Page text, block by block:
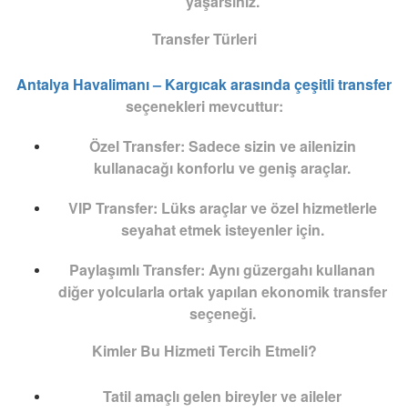
Transfer Türleri
Antalya Havalimanı – Kargıcak arasında çeşitli transfer
seçenekleri mevcuttur:
Özel Transfer: Sadece sizin ve ailenizin
kullanacağı konforlu ve geniş araçlar.
VIP Transfer: Lüks araçlar ve özel hizmetlerle
seyahat etmek isteyenler için.
Paylaşımlı Transfer: Aynı güzergahı kullanan
diğer yolcularla ortak yapılan ekonomik transfer
seçeneği.
Kimler Bu Hizmeti Tercih Etmeli?
Tatil amaçlı gelen bireyler ve aileler